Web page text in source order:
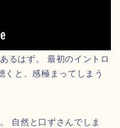
るはず。 最初のイントロ
くと、感極まってしまう
自然と口ずさんでしま